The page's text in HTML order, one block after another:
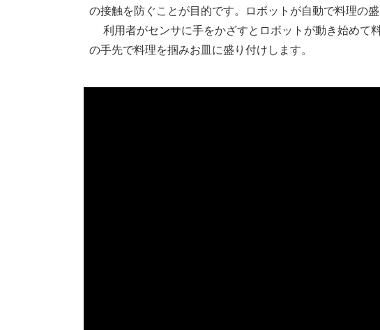
の接触を防ぐことが目的です。ロボットが自動で料理の盛
の手先で料理を掴みお皿に盛り付けします。